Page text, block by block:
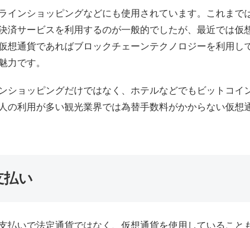
インショッピングなどにも使用されています。これまで
済サービスを利用するのが一般的でしたが、最近では仮
想通貨であればブロックチェーンテクノロジーを利用し
力です。
ショッピングだけではなく、ホテルなどでもビットコ
の利用が多い観光業界では為替手数料がかからない仮想
払い
払いで法定通貨ではなく、仮想通貨を使用していること